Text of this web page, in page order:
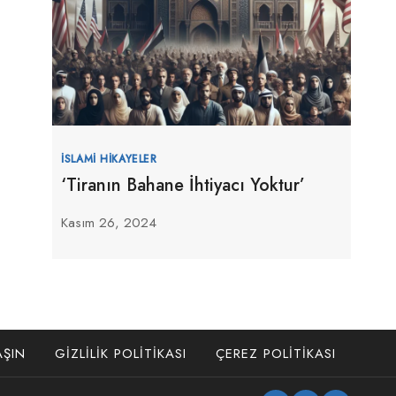
İSLAMI HIKAYELER
‘Tiranın Bahane İhtiyacı Yoktur’
Kasım 26, 2024
GIZLILIK POLITIKASI ÇEREZ POLITIKASI